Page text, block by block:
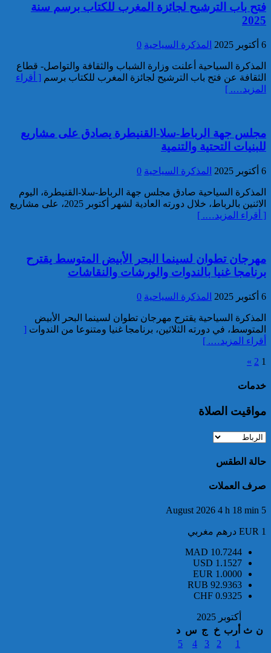
توقيف مواطن فرنسي من أصول
تونسية موضوع أمر دولي بإلقاء
القبض صادر عن السلطات
القضائية الفرنسية
إيفاد لجنة للبحث في ملابسات
المختار السوسي
توقيف مواطن أجنبي مبحوث عنه
بموجب أمر دولي بإلقاء القبض
بمراكش
إدارة السجن المحلي واد زم تفند
إجهاض محاولة لتهريب أزيد من
3.5 أطنان من مخدر الشيرا بمعبر
الكركارات
فتح باب الترشيح لجائزة المغرب للكتاب برسم سنة
2025
6 أكتوبر 2025 المذكرة السياحية 0
المذكرة السياحية أعلنت وزارة الشباب والثقافة والتواصل- قطاع
الثقافة عن فتح باب الترشيح لجائزة المغرب للكتاب برسم [ أقراء
المزيد…. ]
مجلس جهة الرباط-سلا-القنيطرة يصادق على مشاريع
للبنيات التحتية والتنمية
6 أكتوبر 2025 المذكرة السياحية 0
المذكرة السياحية صادق مجلس جهة الرباط-سلا-القنيطرة، اليوم
الاثنين بالرباط، خلال دورته العادية لشهر أكتوبر 2025، على مشاريع
[ أقراء المزيد…. ]
مهرجان تطوان لسينما البحر الأبيض المتوسط يقترح
برنامجا غنيا بالندوات والورشات والنقاشات
6 أكتوبر 2025 المذكرة السياحية 0
المذكرة السياحية يقترح مهرجان تطوان لسينما البحر الأبيض
المتوسط، في دورته الثلاثين، برنامجا غنيا ومتنوعا من الندوات [
أقراء المزيد…. ]
1
2
»
خدمات
مواقيت الصلاة
حالة الطقس
صرف العملات
5 August 2026 4 h 18 min
EUR 1 درهم مغربي
MAD 10.7244
USD 1.1527
EUR 1.0000
RUB 92.9363
CHF 0.9325
أكتوبر 2025
ن ث أرب خ ج س د
1
2
3
4
5